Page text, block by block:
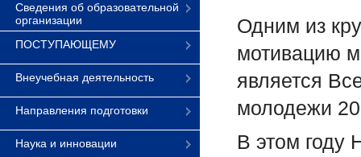
Сведения об образовательной
организации
ПОСТУПАЮЩЕМУ
Внеучебная деятельность
Направления подготовки
Наука и инновации
Одним из
мотивацию
является
молодежи
В этом году